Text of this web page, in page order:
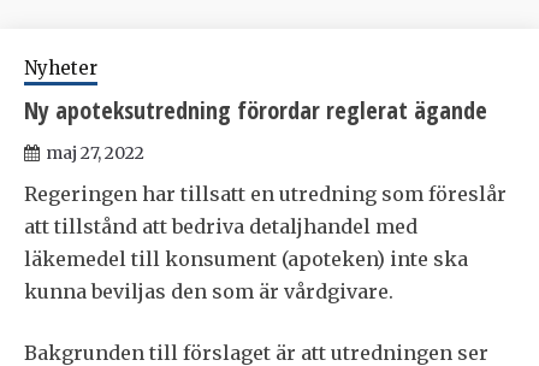
Nyheter
Ny apoteksutredning förordar reglerat ägande
maj 27, 2022
Regeringen har tillsatt en utredning som föreslår
att tillstånd att bedriva detaljhandel med
läkemedel till konsument (apoteken) inte ska
kunna beviljas den som är vårdgivare.
Bakgrunden till förslaget är att utredningen ser